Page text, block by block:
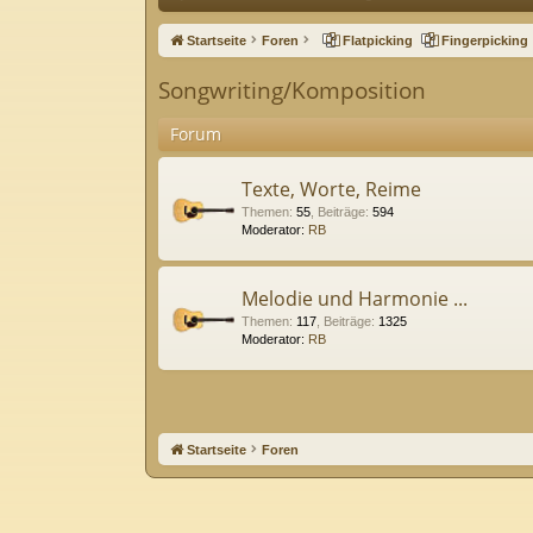
ne
ug
riff
Startseite Foren Flatpicking Fingerpicking
Songwriting/Komposition
Forum
Texte, Worte, Reime
Themen: 55 Beiträge: 594
Moderator: RB
Melodie und Harmonie ...
Themen: 117 Beiträge: 1325
Moderator: RB
Startseite Foren